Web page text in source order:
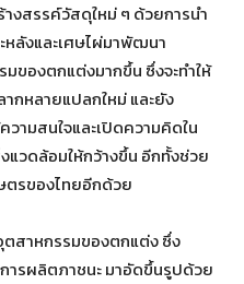
สรรค์วัสดุใหม่ ๆ ด้วยการนำ
หลังและเศษไผ่มาพัฒนา
ของตกแต่งมากขึ้น ซึ่งจะทำให้
กหลายแปลกใหม่ และยัง
วามสนใจและเปิดความคิดใน
วดล้อมให้กว้างขึ้น อีกทั้งช่วย
ตรของไทยอีกด้วย
สาหกรรมของตกแต่ง ซึ่ง
ารผลิตภาชนะ มาอัดขึ้นรูปด้วย